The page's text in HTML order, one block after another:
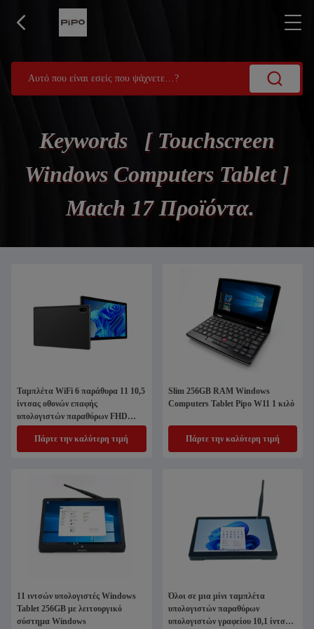
Keywords [ Touchscreen
Windows Computers Tablet ]
Match 17 Προϊόντα.
Ταμπλέτα WiFi 6 παράθυρα 11 10,5
ίντσας οθονών επαφής
υπολογιστών παραθύρων FHD
κριός 8GB
Πάρτε την καλύτερη τιμή
Slim 256GB RAM Windows
Computers Tablet Pipo W11 1 κιλό
Πάρτε την καλύτερη τιμή
11 ιντσών υπολογιστές Windows
Tablet 256GB με λειτουργικό
σύστημα Windows
Όλοι σε μια μίνι ταμπλέτα
υπολογιστών παραθύρων
υπολογιστών γραφείου 10,1 ίντσα